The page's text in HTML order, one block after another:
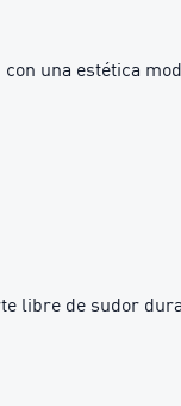
una estética
libre de sudor